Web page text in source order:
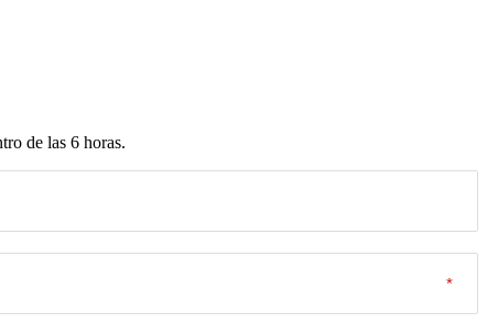
de las 6 horas.